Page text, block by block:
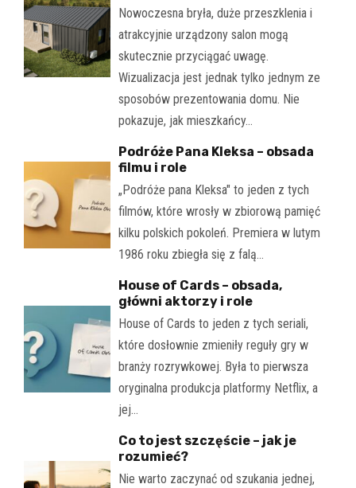
Nowoczesna bryła, duże przeszklenia i
atrakcyjnie urządzony salon mogą
skutecznie przyciągać uwagę.
Wizualizacja jest jednak tylko jednym ze
sposobów prezentowania domu. Nie
pokazuje, jak mieszkańcy…
Podróże Pana Kleksa – obsada
filmu i role
„Podróże pana Kleksa" to jeden z tych
filmów, które wrosły w zbiorową pamięć
kilku polskich pokoleń. Premiera w lutym
1986 roku zbiegła się z falą…
House of Cards – obsada,
główni aktorzy i role
House of Cards to jeden z tych seriali,
które dosłownie zmieniły reguły gry w
branży rozrywkowej. Była to pierwsza
oryginalna produkcja platformy Netflix, a
jej…
Co to jest szczęście – jak je
rozumieć?
Nie warto zaczynać od szukania jednej,